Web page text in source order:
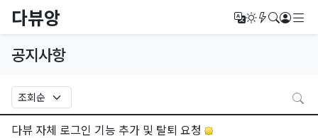
다뷰앙 번역다크모드
새글/새댓
검색로그
공지사항
다뷰 자체 로그인 기능 추가 및 탈퇴 요청